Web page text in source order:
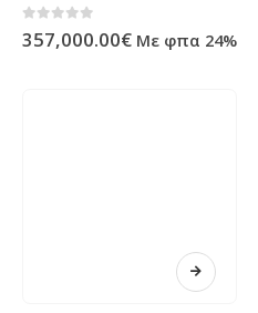
0 out of 5
357,000.00€ Με φπα 24%